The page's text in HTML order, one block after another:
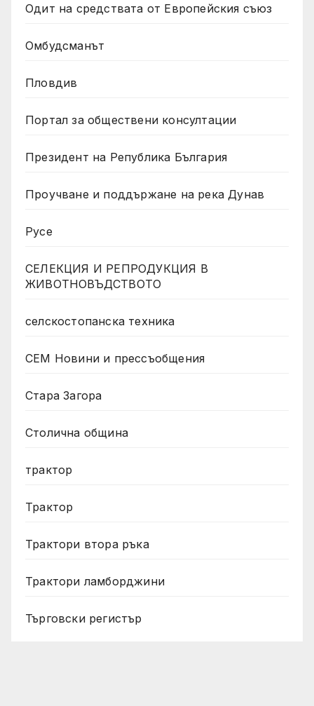
Одит на средствата от Европейския съюз
Омбудсманът
Пловдив
Портал за обществени консултации
Президент на Република България
Проучване и поддържане на река Дунав
Русе
СЕЛЕКЦИЯ И РЕПРОДУКЦИЯ В
ЖИВОТНОВЪДСТВОТО
селскостопанска техника
СЕМ Новини и прессъобщения
Стара Загора
Столична община
трактор
Трактор
Трактори втора ръка
Трактори ламборджини
Търговски регистър